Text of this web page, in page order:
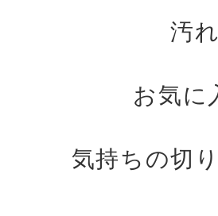
汚
お気に
気持ちの切